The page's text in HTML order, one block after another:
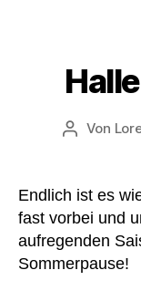
Von
Endlich ist es
fast vorbei und
aufregenden
Sommerpause!